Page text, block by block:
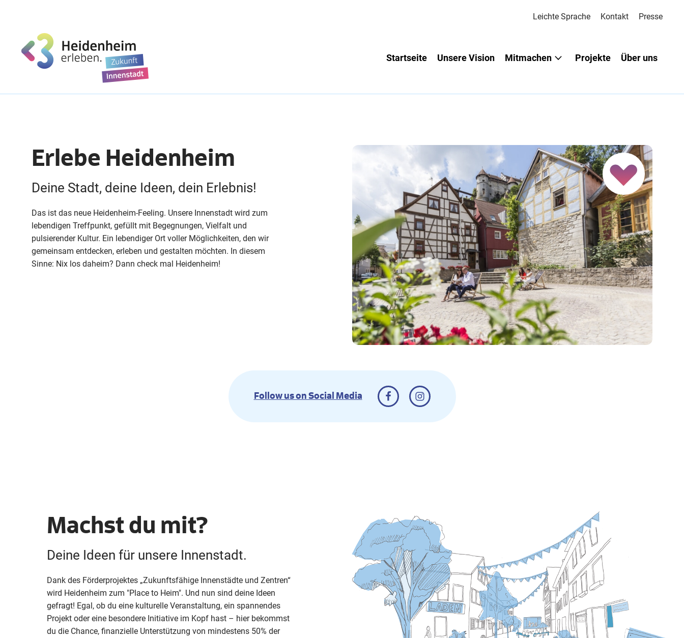
Leichte Sprache Kontakt Presse
Startseite Unsere Vision Mitmachen Projekte Über uns
Erlebe Heidenheim
Deine Stadt, deine Ideen, dein Erlebnis!
Das ist das neue Heidenheim-Feeling. Unsere Innenstadt wird zum
lebendigen Treffpunkt, gefüllt mit Begegnungen, Vielfalt und
pulsierender Kultur. Ein lebendiger Ort voller Möglichkeiten, den wir
gemeinsam entdecken, erleben und gestalten möchten. In diesem
Sinne: Nix los daheim? Dann check mal Heidenheim!
Follow us on Social Media
Machst du mit?
Deine Ideen für unsere Innenstadt.
Dank des Förderprojektes „Zukunftsfähige Innenstädte und Zentren“
wird Heidenheim zum "Place to Heim". Und nun sind deine Ideen
gefragt! Egal, ob du eine kulturelle Veranstaltung, ein spannendes
Projekt oder eine besondere Initiative im Kopf hast – hier bekommst
du die Chance, finanzielle Unterstützung von mindestens 50% der